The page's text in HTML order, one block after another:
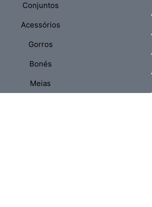
Conjuntos
Acessórios
Gorros
Bonés
Meias